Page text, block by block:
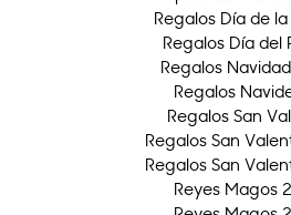
Regalos Día de
Regalos Día del
Regalos
Regalos
Regalos San
Regalos San
Regalos San
Reyes Magos